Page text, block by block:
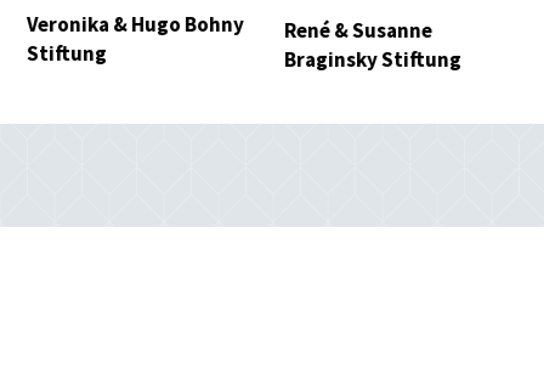
Hastler Stiftung
Standortförderung
Kanton Bern